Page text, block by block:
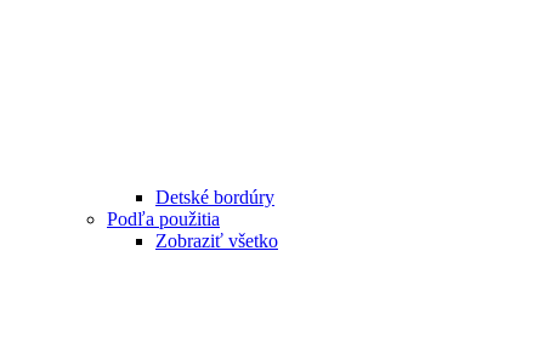
Detské bordúry
Podľa použitia
Zobraziť všetko